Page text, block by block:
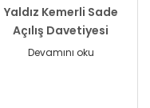
Yaldız Kemerli Sade
Açılış Davetiyesi
Devamını oku